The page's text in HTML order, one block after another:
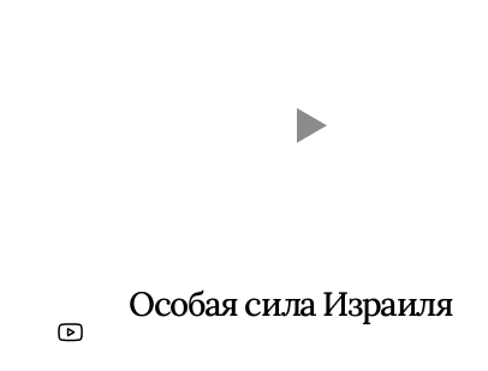
Особая сила Израиля